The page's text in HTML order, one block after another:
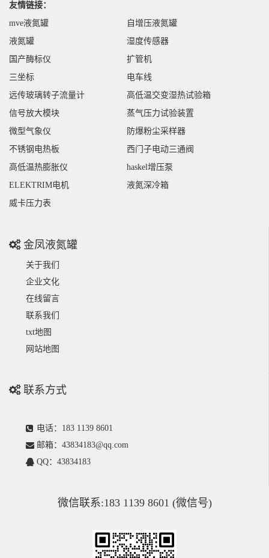
友情链接：
mve液氮罐
自增压液氮罐
液氮罐
湿度传感器
国产酶标仪
扩管机
三坐标
电车线
远传玻璃转子流量计
高低温交变湿热试验箱
信号放大模块
蒸气压力试验装置
微型气象仪
防爆粉尘采样器
不锈钢电热板
西门子电动三通阀
高低温热膨胀仪
haskel增压泵
ELEKTRIM电机
液氮深冷箱
威卡压力表
金凤液氮罐
关于我们
企业文化
在线留言
联系我们
txt地图
网站地图
联系方式
电话：183 1139 8601
邮箱：43834183@qq.com
QQ：43834183
微信联系:183 1139 8601 (微信号)